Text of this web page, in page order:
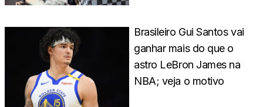
Brasileiro Gui Santos vai
ganhar mais do que o
astro LeBron James na
NBA; veja o motivo